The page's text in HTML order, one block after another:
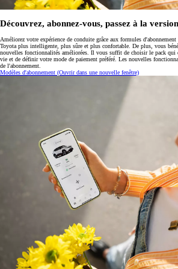
Découvrez, abonnez-vous, passez à la
Améliorez votre expérience de conduite grâce aux formules
Toyota plus intelligente, plus sûre et plus confortable. De plus, vous
nouvelles fonctionnalités améliorées. Il vous suffit de choisir le pack qui
vie et de définir votre mode de paiement préféré. Les nouvelles
de l'abonnement.
Modèles d'abonnement (Ouvrir dans une nouvelle fenêtre)